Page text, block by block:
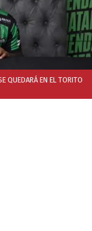
QUEDARÁ EN EL TORITO